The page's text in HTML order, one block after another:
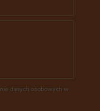
danych osobowych w